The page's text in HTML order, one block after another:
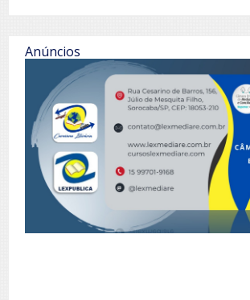
Anúncios